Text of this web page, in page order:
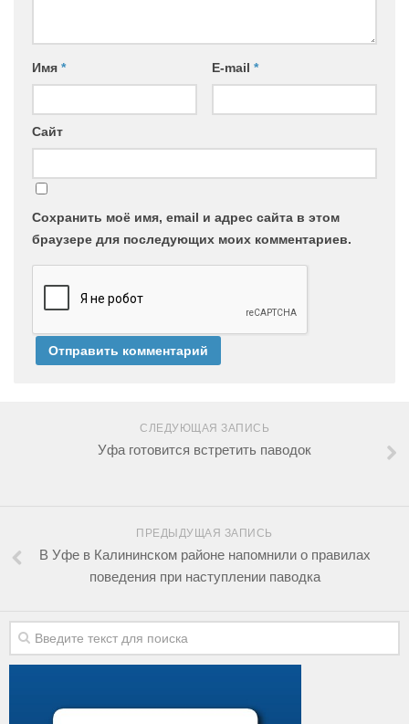
Имя * E-mail *
Сайт
Сохранить моё имя, email и адрес сайта в этом
браузере для последующих моих комментариев.
СЛЕДУЮЩАЯ ЗАПИСЬ
Уфа готовится встретить паводок
ПРЕДЫДУЩАЯ ЗАПИСЬ
В Уфе в Калининском районе напомнили о правилах
поведения при наступлении паводка